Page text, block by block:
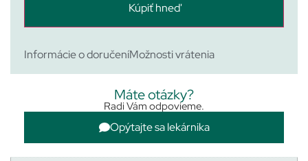
Kúpiť hneď
Informácie o doručeníMožnosti vrátenia
Máte otázky?
Radi Vám odpovieme.
Opýtajte sa lekárnika